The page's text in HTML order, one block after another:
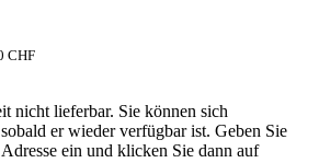
CHF
nicht lieferbar. Sie können sich
er wieder verfügbar ist. Geben Sie
ein und klicken Sie dann auf